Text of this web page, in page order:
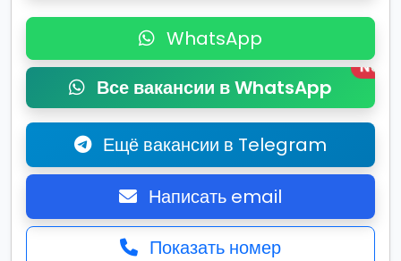
WhatsApp
Все вакансии в WhatsApp
New
Ещё вакансии в Telegram
Написать email
Показать номер